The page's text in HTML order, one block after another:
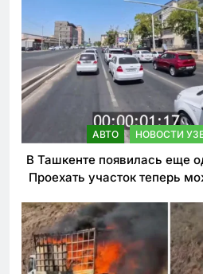
АВТО НОВОСТИ
В Ташкенте появилась еще
Проехать участок теперь